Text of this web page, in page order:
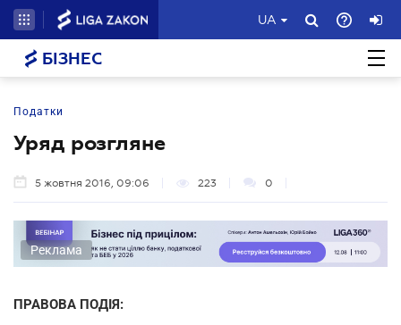
UA
БІЗНЕС
Податки
Уряд розгляне
5 жовтня 2016, 09:06 223 0
Реклама
ПРАВОВА ПОДІЯ: